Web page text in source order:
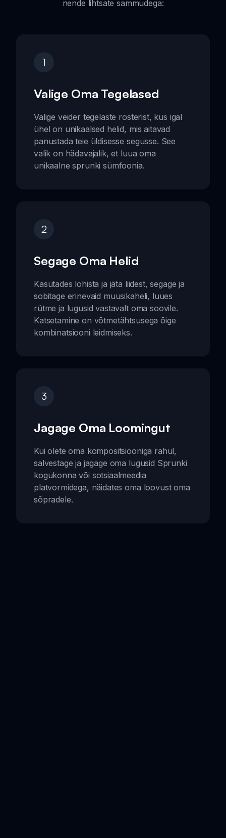
nende lihtsate sammudega:
1
Valige Oma Tegelased
Valige veider tegelaste rosterist, kus igal
ühel on unikaalsed helid, mis aitavad
panustada teie üldisesse segusse. See
valik on hädavajalik, et luua oma
unikaalne sprunki sümfoonia.
2
Segage Oma Helid
Kasutades lohista ja jäta liidest, segage ja
sobitage erinevaid muusikaheli, luues
rütme ja lugusid vastavalt oma soovile.
Katsetamine on võtmetähtsusega õige
kombinatsiooni leidmiseks.
3
Jagage Oma Loomingut
Kui olete oma kompositsiooniga rahul,
salvestage ja jagage oma lugusid Sprunki
kogukonna või sotsiaalmeedia
platvormidega, näidates oma loovust oma
sõpradele.